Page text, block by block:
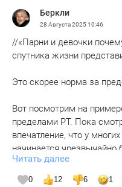
русские не выучили, но и
тотального навязывания
Беркли
28 Августа 202510:46
//«Парни и девочки
спутника жизни
Это скорее норма за
Вот посмотрим на
пределами РТ. Пока
впечатление, что у
начинается чрезвычайно
каждая новая пассия -
возрасте с супругой в 40
Читать далее
0 12 6 1